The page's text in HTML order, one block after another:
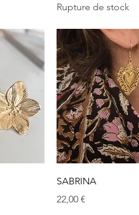
Rupture de stock
SABRINA
Prix
22,00 €